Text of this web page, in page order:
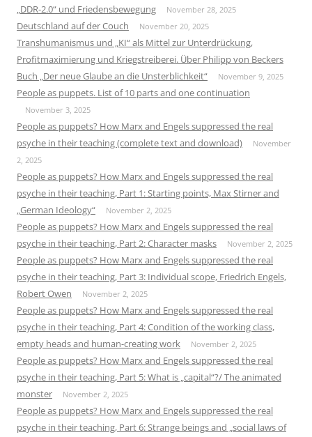
„DDR-2.0“ und Friedensbewegung November 28, 2025
Deutschland auf der Couch November 20, 2025
Transhumanismus und „KI“ als Mittel zur Unterdrückung,
Profitmaximierung und Kriegstreiberei. Über Philipp von Beckers
Buch „Der neue Glaube an die Unsterblichkeit“
November 9, 2025
People as puppets. List of 10 parts and one continuation
November 3, 2025
People as puppets? How Marx and Engels suppressed the real
psyche in their teaching (complete text and download)
November
2, 2025
People as puppets? How Marx and Engels suppressed the real
psyche in their teaching, Part 1: Starting points, Max Stirner and
„German Ideology“
November 2, 2025
People as puppets? How Marx and Engels suppressed the real
psyche in their teaching, Part 2: Character masks
November 2, 2025
People as puppets? How Marx and Engels suppressed the real
psyche in their teaching, Part 3: Individual scope, Friedrich Engels,
Robert Owen
November 2, 2025
People as puppets? How Marx and Engels suppressed the real
psyche in their teaching, Part 4: Condition of the working class,
empty heads and human-creating work
November 2, 2025
People as puppets? How Marx and Engels suppressed the real
psyche in their teaching, Part 5: What is „capital“?/ The animated
monster
November 2, 2025
People as puppets? How Marx and Engels suppressed the real
psyche in their teaching, Part 6: Strange beings and „social laws of